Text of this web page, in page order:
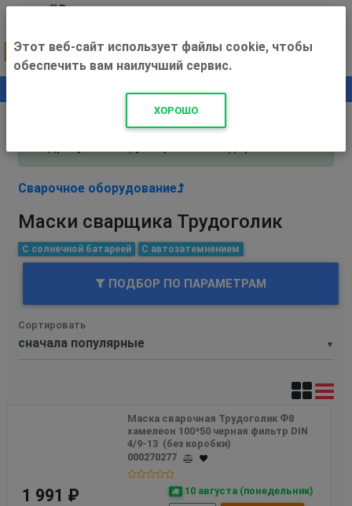
+500 ₽
Внимание! С 3 августа магазин работает по
Сварочное оборудование
Маски сварщика Трудоголик
С солнечной батареей С автозатемнением
ПОДБОР ПО ПАРАМЕТРАМ
▼
Сортировать
Маска сварочная Трудоголик Ф8
хамелеон 100*50 черная фильтр DIN
4/9-13  (без коробки)
000270277
1 991 ₽ 10 августа (понедельник)
Этот веб-сайт использует файлы cookie, чтобы
обеспечить вам наилучший сервис.
ХОРОШО